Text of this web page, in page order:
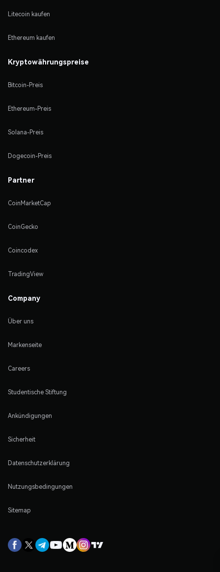
Litecoin kaufen
Ethereum kaufen
Kryptowährungspreise
Bitcoin-Preis
Ethereum-Preis
Solana-Preis
Dogecoin-Preis
Partner
CoinMarketCap
CoinGecko
Coincodex
TradingView
Company
Über uns
Markenseite
Careers
Studentische Stiftung
Ankündigungen
Sicherheit
Datenschutzerklärung
Nutzungsbedingungen
Sitemap